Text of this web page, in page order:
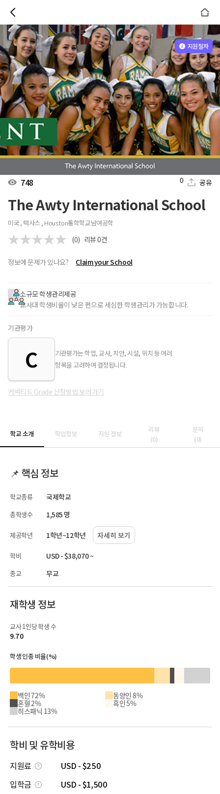
748 0 공유
The Awty International School
미국 , 텍사스 , Houston통학학교남여공학
(0) 리뷰0건
정보에 문제가 있나요? Claim your School
소규모 학생관리제공
교사대 학생비율이 낮은 편으로 세심한 학생관리가 가능합니다.
기관평가
C
기관평가는 학업, 교사, 치안, 시설, 위치 등 여러
항목을 고려하여 결정됩니다.
커넥티드 Grade 산정방법 보러가기
지원절차
학교 소개 학업정보 지원 정보
리뷰
(0)
문의
(0)
📌 핵심 정보
학교종류 국제학교
총학생수 1,585 명
제공학년 1학년~12학년 자세히 보기
학비 USD - $38,070 ~
종교 무교
재학생 정보
교사 1인당 학생 수
9.70
학생 인종 비율(%)
백인 72%
동양인 8%
혼혈 2%
흑인 5%
히스패닉 13%
학비 및 유학비용
지원료
USD - $250
입학금
USD - $1,500